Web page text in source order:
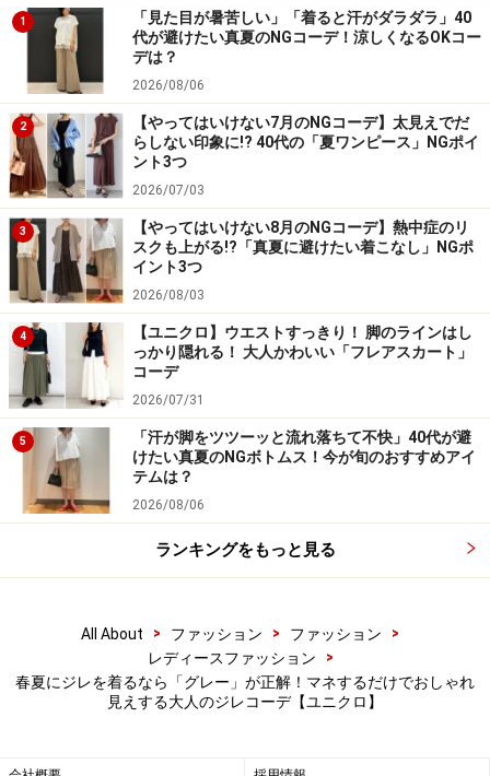
リッシュな着こなしに。
また、上下を「グレー」でそろえると、縦長のラインが
強調されてすっきり見えが可能。足もとはフラットサン
ダルで頑張りすぎない雰囲気にして今っぽく。
ゆったりとしたジレには細身のパンツを合わせがちです
が、今はあえてワイドパンツを合わせてみても。上下と
もに体が泳ぐようなゆとりのあるサイズ感が、おしゃれ
上級者な印象に。
このコーデではセットアップとしても着られる、タック
入りのきれいめワイドパンツを合わせていますが、同系
色のグレーで太めのパンツなら似た感じにまとまると思
うので、ぜひ試してみてくださいね。
ユニクロの「グレーのジレ」の着まわしコーデ、参考に
してみてくださいね。
今っぽいのに体型カバーもできちゃう！ 春夏「3大トレ
ンドアイテム」でつくる大人の女性の旬コーデ
※記事内容は執筆時点のものです。最新の内容をご確認くださ
1
「見た目が暑苦しい」「着ると汗がダラダラ」40
代が避けたい真夏のNGコーデ！涼しくなるOKコー
デは？
2026/08/06
2
【やってはいけない7月のNGコーデ】太見えでだ
らしない印象に!? 40代の「夏ワンピース」NGポイ
ント3つ
2026/07/03
3
【やってはいけない8月のNGコーデ】熱中症のリ
スクも上がる!?「真夏に避けたい着こなし」NGポ
イント3つ
2026/08/03
4
【ユニクロ】ウエストすっきり！ 脚のラインはし
っかり隠れる！ 大人かわいい「フレアスカート」
コーデ
2026/07/31
5
「汗が脚をツツーッと流れ落ちて不快」40代が避
けたい真夏のNGボトムス！今が旬のおすすめアイ
テムは？
2026/08/06
ランキングをもっと見る
All About > ファッション > ファッション
>
レディースファッション
>
春夏にジレを着るなら「グレー」が正解！マネするだけでおしゃれ
見えする大人のジレコーデ【ユニクロ】